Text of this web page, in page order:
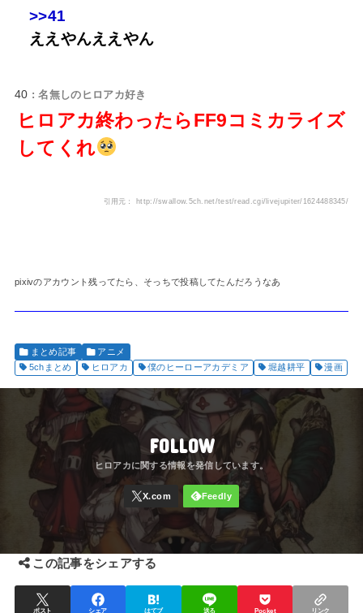
>>41
ええやんええやん
40 : 名無しのヒロアカ好き
ヒロアカ終わったらFF9コミカライズ
してくれ
引用元： http://swallow.5ch.net/test/read.cgi/livejupiter/1624488345/
pixivのアカウント残ってたら、そっちで投稿してたんだろうなあ
まとめ記事
アニメ
5chまとめ
ヒロアカ 僕のヒーローアカデミア 堀越耕平 漫画
FOLLOW
この記事をシェアする
ポスト シェア はてブ 送る Pocket リンク